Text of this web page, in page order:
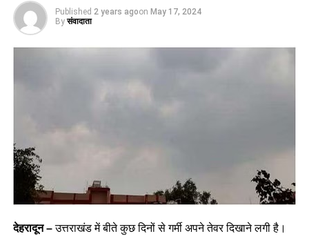
Published 2 years agoon May 17, 2024
By संवादाता
देहरादून –उत्तराखंड में बीते कुछ दिनों से गर्मी अपने तेवर दिखाने लगी है।